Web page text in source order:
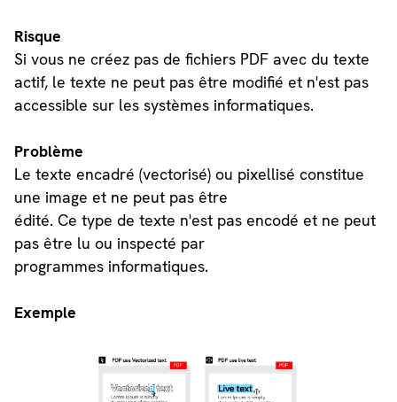
Risque
Si vous ne créez pas de fichiers PDF avec du texte
actif, le texte ne peut pas être modifié et n'est pas
accessible sur les systèmes informatiques.
Problème
Le texte encadré (vectorisé) ou pixellisé constitue
une image et ne peut pas être
édité. Ce type de texte n'est pas encodé et ne peut
pas être lu ou inspecté par
programmes informatiques.
Exemple